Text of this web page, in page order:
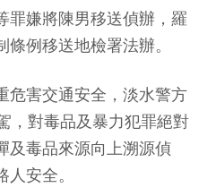
罪嫌將陳男移送偵辦，羅
例移送地檢署法辦。
危害交通安全，淡水警方
，對毒品及暴力犯罪絕對
及毒品來源向上溯源偵
安全。